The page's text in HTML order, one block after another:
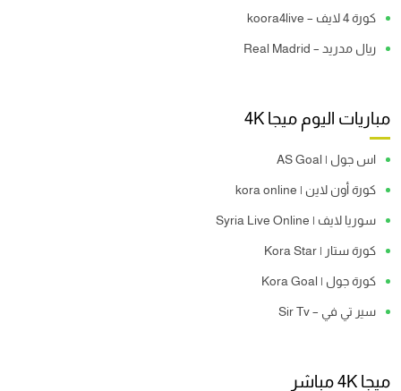
كورة 4 لايف – koora4live
ريال مدريد – Real Madrid
مباريات اليوم ميجا 4K
اس جول | AS Goal
كورة أون لاين | kora online
سوريا لايف | Syria Live Online
كورة ستار | Kora Star
كورة جول | Kora Goal
سير تي في – Sir Tv
ميجا 4K مباشر